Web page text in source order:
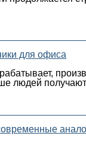
для офиса
людей